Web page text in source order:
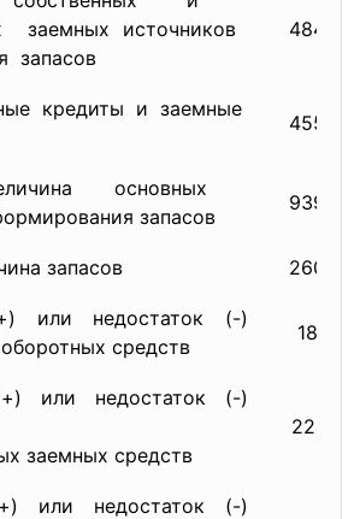
заемных источников
запасов
48425
кредиты и заемные
45555
основных
запасов
93980
запасов 26008
или недостаток (-)
средств
1864
или недостаток (-)
заемных средств
22417
или недостаток (-)